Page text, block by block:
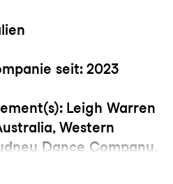
seit: 2023
Leigh Warren
Western
Dance Company,